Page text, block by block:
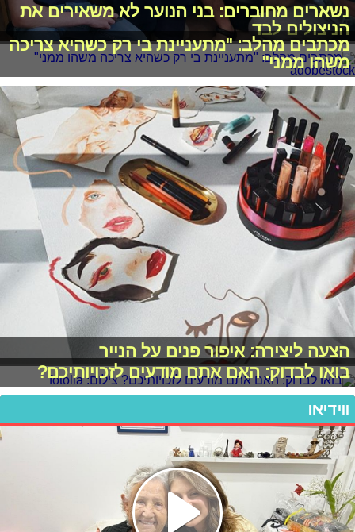
נשארים מחוברים: בני הנוער לא משאירים את
הניצולים לבד
מכתבים מהלב: "מתעניינת בי רק כשהיא צריכה
משהו ממני"
הצעה ליצירה: איפור פנים על הנייר
בואו לבדוק: האם אתם מודעים לזכויותיכם?
ווידיאו